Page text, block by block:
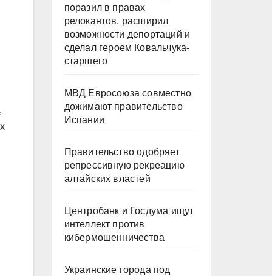
поразил в правах
релокантов, расширил
возможности депортаций и
сделал героем Ковальчука-
старшего
МВД Евросоюза совместно
дожимают правительство
Испании
Правительство одобряет
репрессивную рекреацию
алтайских властей
Центробанк и Госдума ищут
интеллект против
кибермошенничества
Украинские города под